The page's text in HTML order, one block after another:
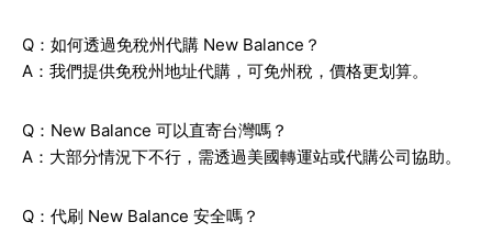
Q：如何透過免稅州代購 New Balance？
A：我們提供免稅州地址代購，可免州稅，價格更划算。
Q：New Balance 可以直寄台灣嗎？
A：大部分情況下不行，需透過美國轉運站或代購公司協助。
Q：代刷 New Balance 安全嗎？